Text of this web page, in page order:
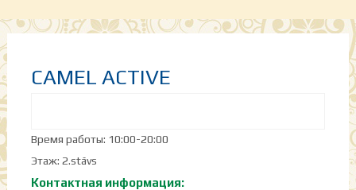
CAMEL ACTIVE
Время работы: 10:00-20:00
Этаж: 2.stāvs
Контактная информация: